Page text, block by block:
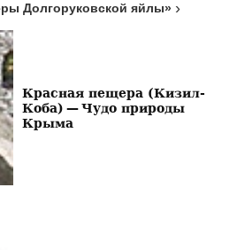
Долгоруковской яйлы»
Красная пещера (Кизил-
Коба) — Чудо природы
Крыма